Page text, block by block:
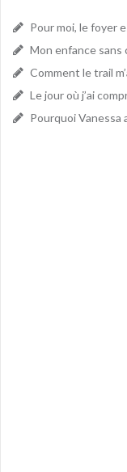
Pour moi, le foyer
Mon enfance
Comment le trail
Le jour où j’ai
Pourquoi Vanessa